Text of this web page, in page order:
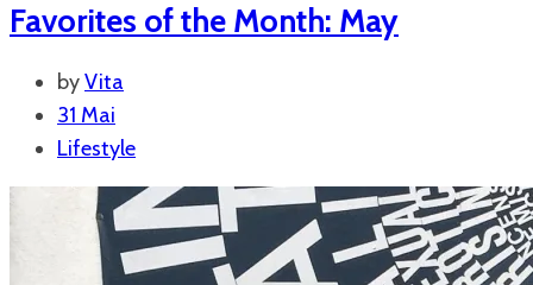
Favorites of the Month: May
byVita
31 Mai
Lifestyle